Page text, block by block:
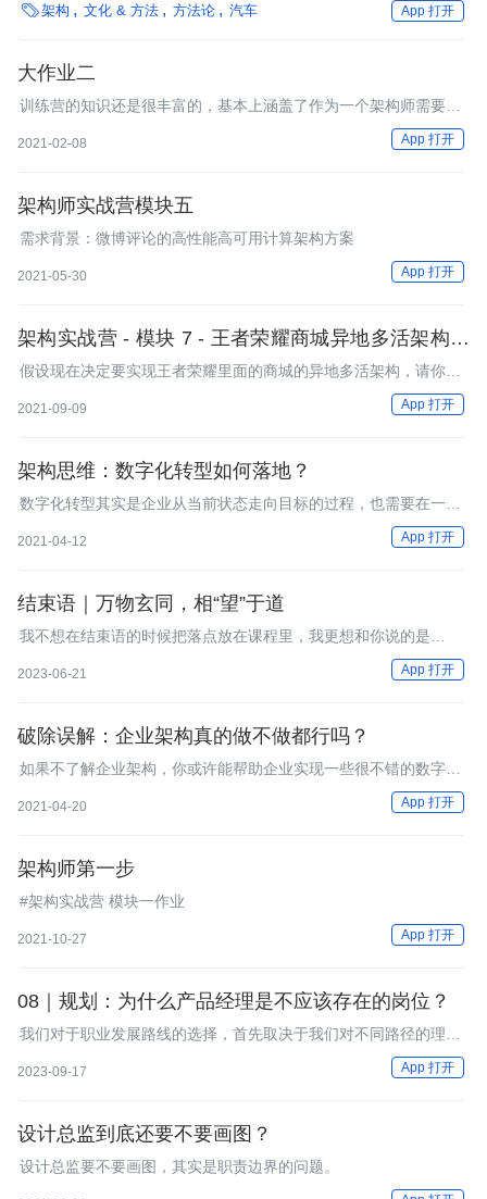
架构 文化 & 方法 方法论 汽车 App 打开
大作业二
训练营的知识还是很丰富的，基本上涵盖了作为一个架构师需要考
虑和熟悉的方方面面，知识点很全，而且也学到了很多知识点之外
的东西，比如思考问题的逻辑，以及如何让别人理解自己的设计等
2021-02-08 App 打开
架构师实战营模块五
需求背景：微博评论的高性能高可用计算架构方案
2021-05-30 App 打开
架构实战营 - 模块 7 - 王者荣耀商城异地多活架构设
计
假设现在决定要实现王者荣耀里面的商城的异地多活架构，请你分
2021-09-09 App 打开
架构思维：数字化转型如何落地？
数字化转型其实是企业从当前状态走向目标的过程，也需要在一定
的指导原则下进行演进，所以，架构思维是必不可少的一环。
2021-04-12 App 打开
结束语｜万物玄同，相“望”于道
我不想在结束语的时候把落点放在课程里，我更想和你说的是
2023-06-21 App 打开
破除误解：企业架构真的做不做都行吗？
如果不了解企业架构，你或许能帮助企业实现一些很不错的数字化
2021-04-20 App 打开
架构师第一步
#架构实战营 模块一作业
2021-10-27 App 打开
08｜规划：为什么产品经理是不应该存在的岗位？
我们对于职业发展路线的选择，首先取决于我们对不同路径的理
2023-09-17 App 打开
设计总监到底还要不要画图？
设计总监要不要画图，其实是职责边界的问题。